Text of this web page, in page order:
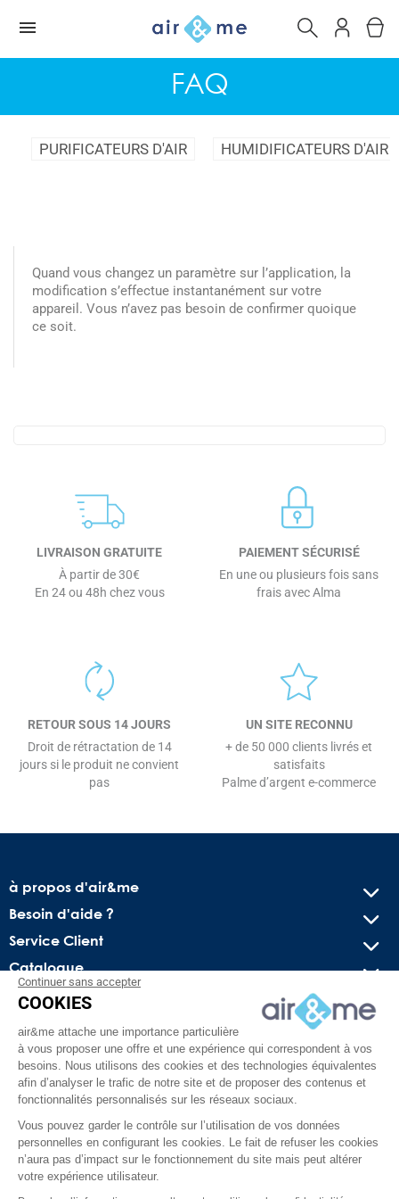
FAQ
PURIFICATEURS D'AIR HUMIDIFICATEURS D'AIR
Quand vous changez un paramètre sur l’application, la
modification s’effectue instantanément sur votre
appareil. Vous n’avez pas besoin de confirmer quoique
ce soit.
LIVRAISON GRATUITE
À partir de 30€
En 24 ou 48h chez vous
PAIEMENT SÉCURISÉ
En une ou plusieurs fois sans
frais avec Alma
RETOUR SOUS 14 JOURS
Droit de rétractation de 14
jours si le produit ne convient
pas
UN SITE RECONNU
+ de 50 000 clients livrés et
satisfaits
Palme d’argent e-commerce
à propos d'air&me
Besoin d'aide ?
Service Client
Catalogue
Recevez nos offres spéciales !
Conseils pratiques, bons plans exclusifs et actus sur l’air
intérieur. Pas de spam, juré !
Continuer sans accepter
COOKIES
air&me attache une importance particulière
à vous proposer une offre et une expérience qui correspondent à vos
besoins. Nous utilisons des cookies et des technologies équivalentes
afin d’analyser le trafic de notre site et de proposer des contenus et
fonctionnalités personnalisés sur les réseaux sociaux.
Vous pouvez garder le contrôle sur l’utilisation de vos données
personnelles en configurant les cookies. Le fait de refuser les cookies
n’aura pas d’impact sur le fonctionnement du site mais peut altérer
votre expérience utilisateur.